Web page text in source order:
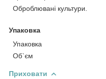
Оброблювані культури.
Упаковка
Упаковка
Об`єм
Приховати